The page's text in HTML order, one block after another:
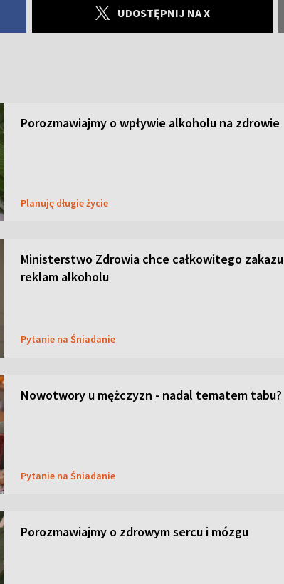
UDOSTĘPNIJ NA X
Porozmawiajmy o wpływie alkoholu na zdrowie
Planuję długie życie
Ministerstwo Zdrowia chce całkowitego zakazu
reklam alkoholu
Pytanie na Śniadanie
Nowotwory u mężczyzn - nadal tematem tabu?
Pytanie na Śniadanie
Porozmawiajmy o zdrowym sercu i mózgu